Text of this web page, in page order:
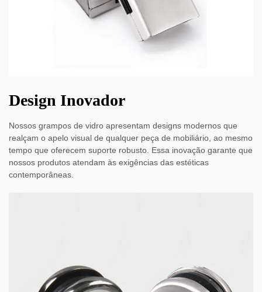
Design Inovador
Nossos grampos de vidro apresentam designs modernos que
realçam o apelo visual de qualquer peça de mobiliário, ao mesmo
tempo que oferecem suporte robusto. Essa inovação garante que
nossos produtos atendam às exigências das estéticas
contemporâneas.